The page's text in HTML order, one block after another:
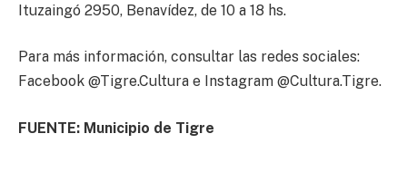
Ituzaingó 2950, Benavídez, de 10 a 18 hs.
Para más información, consultar las redes sociales:
Facebook @Tigre.Cultura e Instagram @Cultura.Tigre.
FUENTE: Municipio de Tigre